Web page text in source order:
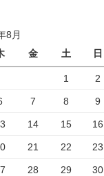
8月
金 土 日
1 2
7 8 9
14 15 16
21 22 23
28 29 30